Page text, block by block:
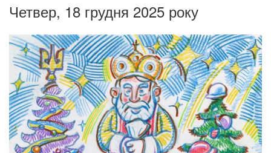
Четвер, 18 грудня 2025 року